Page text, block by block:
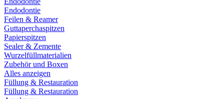
Endodontie
Feilen & Reamer
Guttaperchaspitzen
Papierspitzen
Sealer & Zemente
Wurzelfüllmaterialien
Zubehör und Boxen
Alles anzeigen
Füllung & Restauration
Füllung & Restauration